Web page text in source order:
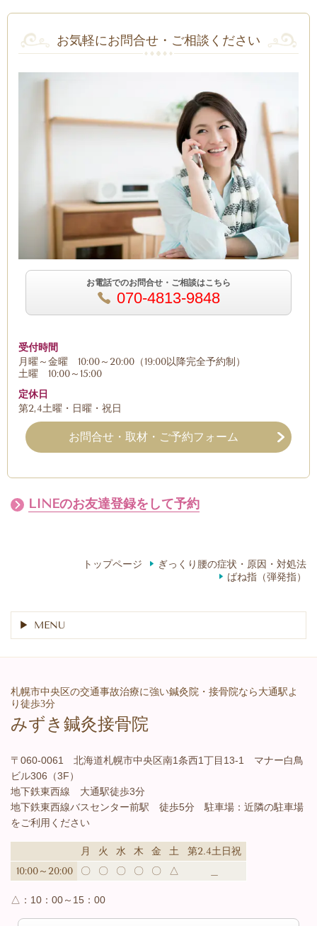
お気軽にお問合せ・ご相談ください
お電話でのお問合せ・ご相談はこちら
070-4813-9848
受付時間
月曜～金曜 10:00～20:00（19:00以降完全予約制）
土曜 10:00～15:00
定休日
第2,4土曜・日曜・祝日
お問合せ・取材・ご予約フォーム
LINEのお友達登録をして予約
トップページ
ぎっくり腰の症状・原因・対処法
ばね指（弾発指）
MENU
札幌市中央区の交通事故治療に強い鍼灸院・接骨院なら大通駅よ
り徒歩3分
みずき鍼灸接骨院
〒060-0061 北海道札幌市中央区南1条西1丁目13-1 マナー白鳥
ビル306（3F）
地下鉄東西線 大通駅徒歩3分
地下鉄東西線バスセンター前駅 徒歩5分 駐車場：近隣の駐車場
をご利用ください
月 火 水 木 金 土
第2.4土日祝
10:00～20:00
〇 〇 〇 〇 〇 △
△： 10：00～15：00